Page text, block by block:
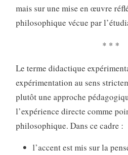
mais sur une mise en œuvre
philosophique vécue par
* * *
Le terme didactique
expérimentation au sens
plutôt une approche
l’expérience directe comme
philosophique. Dans ce cadre :
l’accent est mis sur la